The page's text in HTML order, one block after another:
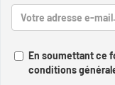
En soumettant ce
conditions